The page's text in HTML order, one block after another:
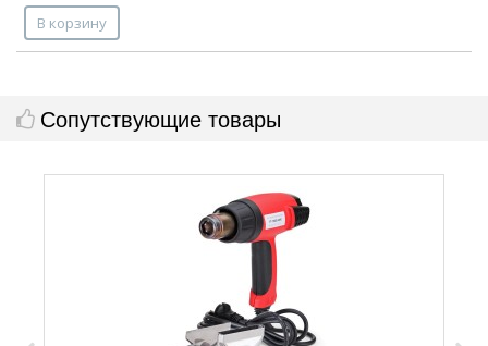
В корзину
Сопутствующие товары